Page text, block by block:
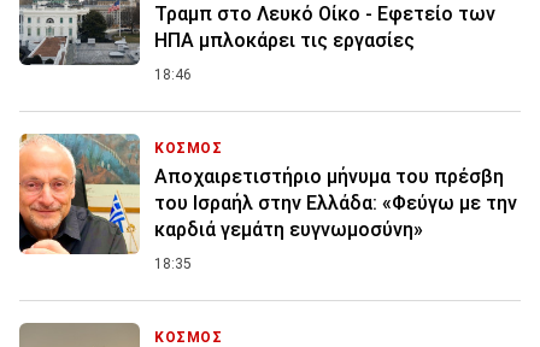
Τραμπ στο Λευκό Οίκο - Εφετείο των
ΗΠΑ μπλοκάρει τις εργασίες
18:46
ΚΟΣΜΟΣ
Αποχαιρετιστήριο μήνυμα του πρέσβη
του Ισραήλ στην Ελλάδα: «Φεύγω με την
καρδιά γεμάτη ευγνωμοσύνη»
18:35
ΚΟΣΜΟΣ